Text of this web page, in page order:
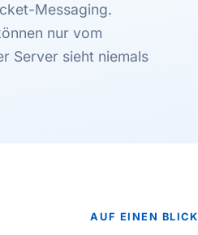
Messaging.
nur vom
Server sieht niemals
AUF EINEN BLICK